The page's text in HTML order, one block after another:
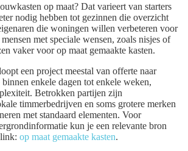
op maat? Dat varieert van starters
nodig hebben tot gezinnen die overzicht
die woningen willen verbeteren voor
met speciale wensen, zoals nisjes of
vaker voor op maat gemaakte kasten.
een project meestal van offerte naar
enkele dagen tot enkele weken,
Betrokken partijen zijn
timmerbedrijven en soms grotere merken
met standaard elementen. Voor
kun je een relevante bron
op maat gemaakte kasten.